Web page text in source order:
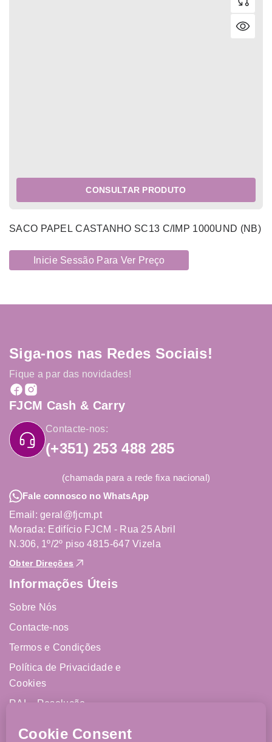
CONSULTAR PRODUTO
SACO PAPEL CASTANHO SC13 C/IMP 1000UND (NB)
Inicie Sessão Para Ver Preço
Siga-nos nas Redes Sociais!
Fique a par das novidades!
FJCM Cash & Carry
Contacte-nos:
(+351) 253 488 285
(chamada para a rede fixa nacional)
Fale connosco no WhatsApp
Email: geral@fjcm.pt
Morada: Edifício FJCM - Rua 25 Abril
N.306, 1º/2º piso 4815-647 Vizela
Obter Direções
Informações Úteis
Sobre Nós
Contacte-nos
Termos e Condições
Política de Privacidade e
Cookies
RAL - Resolução
Livro de Reclamações